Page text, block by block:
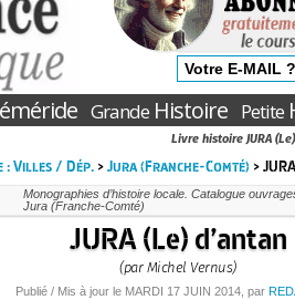
GrandeHistoire Petite
Livre histoire JURA
: Villes / Dép.>Jura (Franche-Comté) >
Monographies d’histoire locale. Catalogue
Jura (Franche-Comté)
JURA (Le) d’antan
(par Michel Vernus)
Publié / Mis à jour le MARDI 17 JUIN 2014 , par